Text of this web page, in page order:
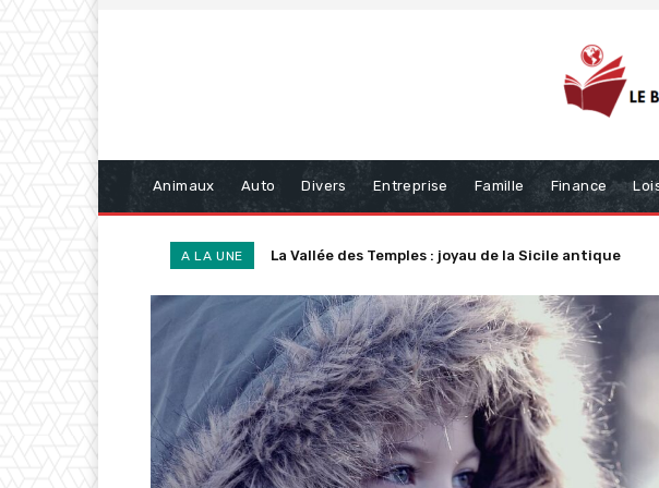
Animaux Auto Divers Entreprise Famille Finance
A LA UNE Comment les appareils de santé à domicile aident à